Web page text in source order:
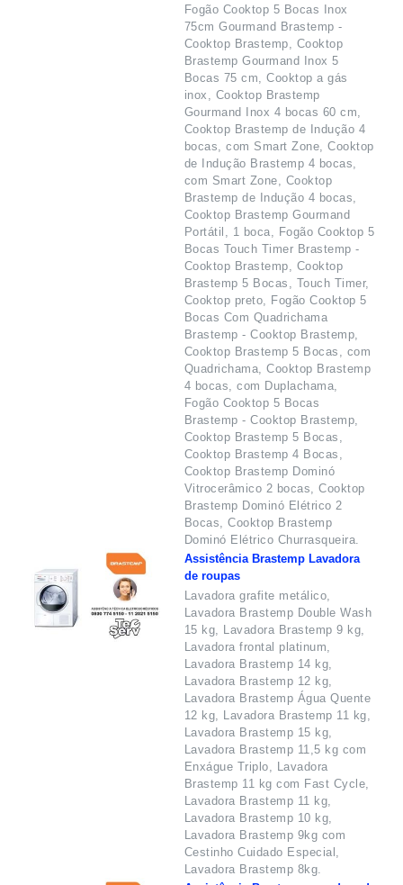
Fogão Cooktop 5 Bocas Inox
75cm Gourmand Brastemp -
Cooktop Brastemp, Cooktop
Brastemp Gourmand Inox 5
Bocas 75 cm, Cooktop a gás
inox, Cooktop Brastemp
Gourmand Inox 4 bocas 60 cm,
Cooktop Brastemp de Indução 4
bocas, com Smart Zone, Cooktop
de Indução Brastemp 4 bocas,
com Smart Zone, Cooktop
Brastemp de Indução 4 bocas,
Cooktop Brastemp Gourmand
Portátil, 1 boca, Fogão Cooktop 5
Bocas Touch Timer Brastemp -
Cooktop Brastemp, Cooktop
Brastemp 5 Bocas, Touch Timer,
Cooktop preto, Fogão Cooktop 5
Bocas Com Quadrichama
Brastemp - Cooktop Brastemp,
Cooktop Brastemp 5 Bocas, com
Quadrichama, Cooktop Brastemp
4 bocas, com Duplachama,
Fogão Cooktop 5 Bocas
Brastemp - Cooktop Brastemp,
Cooktop Brastemp 5 Bocas,
Cooktop Brastemp 4 Bocas,
Cooktop Brastemp Dominó
Vitrocerâmico 2 bocas, Cooktop
Brastemp Dominó Elétrico 2
Bocas, Cooktop Brastemp
Dominó Elétrico Churrasqueira.
Assistência Brastemp Lavadora
de roupas
Lavadora grafite metálico,
Lavadora Brastemp Double Wash
15 kg, Lavadora Brastemp 9 kg,
Lavadora frontal platinum,
Lavadora Brastemp 14 kg,
Lavadora Brastemp 12 kg,
Lavadora Brastemp Água Quente
12 kg, Lavadora Brastemp 11 kg,
Lavadora Brastemp 15 kg,
Lavadora Brastemp 11,5 kg com
Enxágue Triplo, Lavadora
Brastemp 11 kg com Fast Cycle,
Lavadora Brastemp 11 kg,
Lavadora Brastemp 10 kg,
Lavadora Brastemp 9kg com
Cestinho Cuidado Especial,
Lavadora Brastemp 8kg.